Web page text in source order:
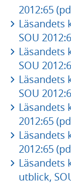
2012:65
Läsandets
SOU
Läsandets
SOU
Läsandets
SOU
Läsandets
2012:65
Läsandets
2012:65
Läsandets
utblick,